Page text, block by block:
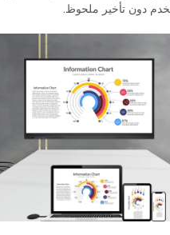
دون تأخير ملحوظ.